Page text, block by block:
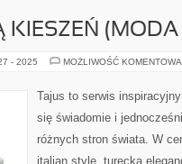
KIESZEŃ
- 2025 MOŻLIWOŚĆ
Tajus to serwis
się świadomie i
różnych stron świata. W
italian style, turecka